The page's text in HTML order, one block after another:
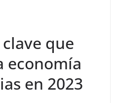
que
economía
en 2023